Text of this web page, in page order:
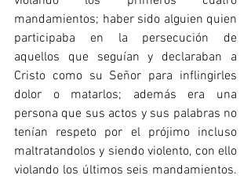
mandamientos; haber sido alguien quien
participaba en la persecución de
aquellos que seguían y declaraban a
Cristo como su Señor para inflingirles
dolor o matarlos; además era una
persona que sus actos y sus palabras no
tenían respeto por el prójimo incluso
maltratandolos y siendo violento, con ello
violando los últimos seis mandamientos.